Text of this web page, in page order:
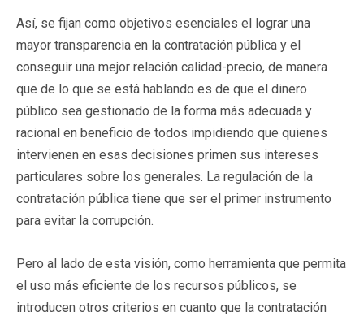
Así, se fijan como objetivos esenciales el lograr una
mayor transparencia en la contratación pública y el
conseguir una mejor relación calidad-precio, de manera
que de lo que se está hablando es de que el dinero
público sea gestionado de la forma más adecuada y
racional en beneficio de todos impidiendo que quienes
intervienen en esas decisiones primen sus intereses
particulares sobre los generales. La regulación de la
contratación pública tiene que ser el primer instrumento
para evitar la corrupción.
Pero al lado de esta visión, como herramienta que permita
el uso más eficiente de los recursos públicos, se
introducen otros criterios en cuanto que la contratación